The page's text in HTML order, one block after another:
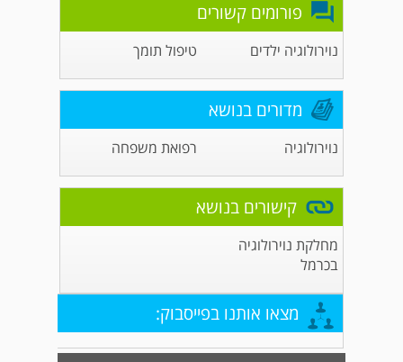
פורומים קשורים
נוירולוגיה ילדים טיפול תומך
מדורים בנושא
נוירולוגיה רפואת משפחה
קישורים בנושא
מחלקת נוירולוגיה
בכרמל
מצאו אותנו בפייסבוק: